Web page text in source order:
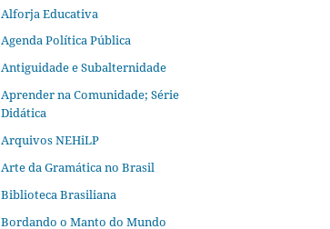
Alforja Educativa
Agenda Política Pública
Antiguidade e Subalternidade
Aprender na Comunidade; Série
Didática
Arquivos NEHiLP
Arte da Gramática no Brasil
Biblioteca Brasiliana
Bordando o Manto do Mundo